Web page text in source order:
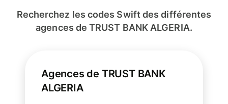
Recherchez les codes Swift des différentes
agences de TRUST BANK ALGERIA.
Agences de TRUST BANK
ALGERIA